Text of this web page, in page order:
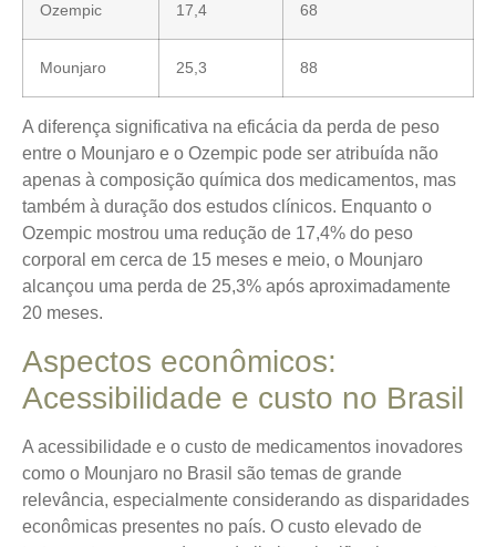
Ozempic 17,4 68
Mounjaro 25,3 88
A diferença significativa na eficácia da perda de peso
entre o Mounjaro e o Ozempic pode ser atribuída não
apenas à composição química dos medicamentos, mas
também à duração dos estudos clínicos. Enquanto o
Ozempic mostrou uma redução de 17,4% do peso
corporal em cerca de 15 meses e meio, o Mounjaro
alcançou uma perda de 25,3% após aproximadamente
20 meses.
Aspectos econômicos:
Acessibilidade e custo no Brasil
A acessibilidade e o custo de medicamentos inovadores
como o Mounjaro no Brasil são temas de grande
relevância, especialmente considerando as disparidades
econômicas presentes no país. O custo elevado de